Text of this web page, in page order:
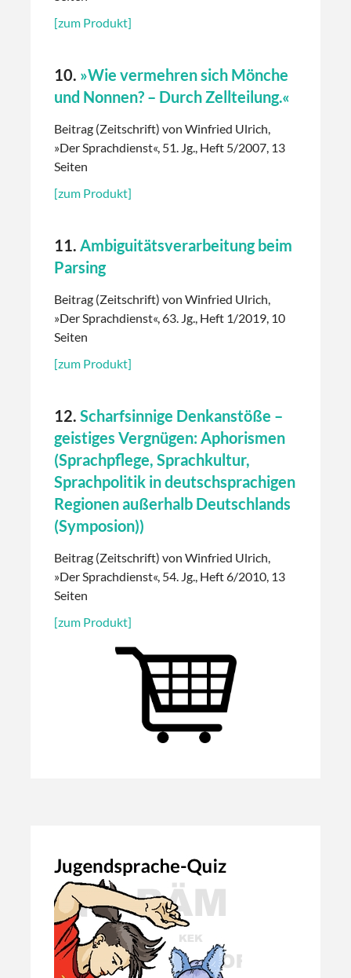
[zum Produkt]
10. »Wie vermehren sich Mönche
und Nonnen? – Durch Zellteilung.«
Beitrag (Zeitschrift) von Winfried Ulrich,
»Der Sprachdienst«, 51. Jg., Heft 5/2007, 13
Seiten
[zum Produkt]
11. Ambiguitätsverarbeitung beim
Parsing
Beitrag (Zeitschrift) von Winfried Ulrich,
»Der Sprachdienst«, 63. Jg., Heft 1/2019, 10
Seiten
[zum Produkt]
12. Scharfsinnige Denkanstöße –
geistiges Vergnügen: Aphorismen
(Sprachpflege, Sprachkultur,
Sprachpolitik in deutschsprachigen
Regionen außerhalb Deutschlands
(Symposion))
Beitrag (Zeitschrift) von Winfried Ulrich,
»Der Sprachdienst«, 54. Jg., Heft 6/2010, 13
Seiten
[zum Produkt]